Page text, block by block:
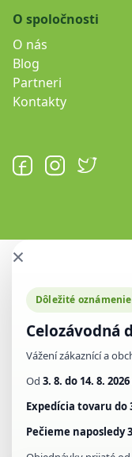
O spoločnosti
O nás
Blog
Partneri
Kontakty
×
Dôležité oznámenie
Celozávodná
Vážení zákaznící a
Od 3. 8. do 14. 8. 2026
Expedícia tovaru do
Pečieme naposledy